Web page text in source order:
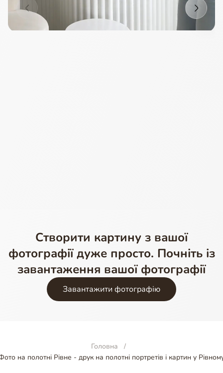
Створити картину з вашої
фотографії дуже просто. Почніть із
завантаження вашої фотографії
Завантажити фотографію
Головна
на полотні Рівне - друк на полотні портретів і картин у